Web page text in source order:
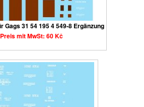
Gags 31 54 195 4 549-8 Ergänzung
Preis mit MwSt: 60 Kč